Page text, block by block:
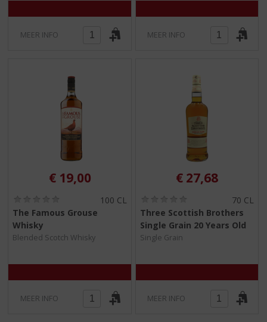
MEER INFO MEER INFO
€ 19,00
,
/
100 CL
The Famous Grouse
Whisky
Blended Scotch Whisky
MEER INFO
€ 27,68
,
0
70 CL
Three Scottish Brothers
Single Grain 20 Years Old
Single Grain
MEER INFO